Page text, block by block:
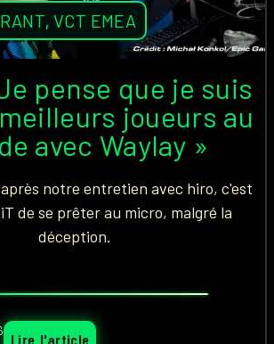
,VCT EMEA
pense que je suis
meilleurs joueurs au
avec Waylay »
notre entretien avec hiro, c'est
de se prêter au micro, malgré la
déception.
Lire l'article